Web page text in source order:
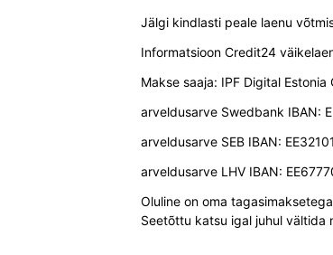
Jälgi kindlasti peale laenu
Informatsioon Credit24
Makse saaja: IPF Digital Estonia
arveldusarve Swedbank IBAN:
arveldusarve SEB IBAN:
arveldusarve LHV IBAN:
Oluline on oma
Seetõttu katsu igal juhul vältida